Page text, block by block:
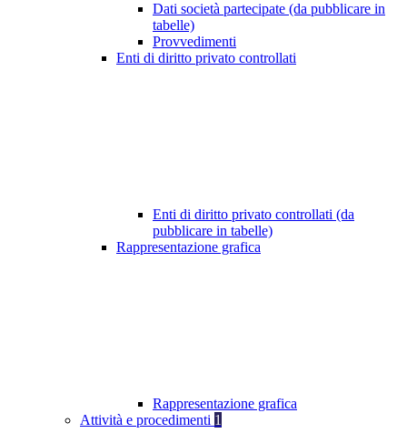
Dati società partecipate (da pubblicare in
tabelle)
Provvedimenti
Enti di diritto privato controllati
Enti di diritto privato controllati (da
pubblicare in tabelle)
Rappresentazione grafica
Rappresentazione grafica
Attività e procedimenti 1